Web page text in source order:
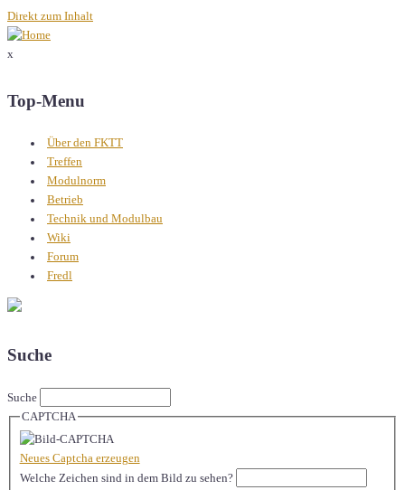
Direkt zum Inhalt
x
Top-Menu
Über den FKTT
Treffen
Modulnorm
Betrieb
Technik und Modulbau
Wiki
Forum
Fredl
Suche
Suche
CAPTCHA
Neues Captcha erzeugen
Welche Zeichen sind in dem Bild zu sehen?